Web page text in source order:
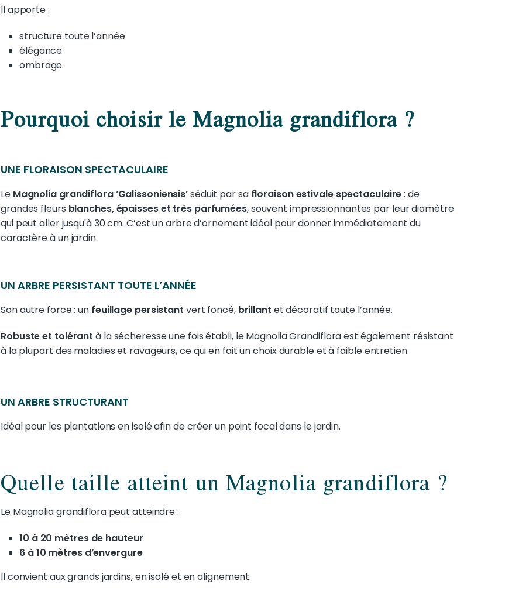
Il apporte :
structure toute l’année
élégance
ombrage
Pourquoi choisir le Magnolia grandiflora ?
UNE FLORAISON SPECTACULAIRE
Le Magnolia grandiflora ‘Galissoniensis’séduit par sa floraison estivale spectaculaire: de
grandes fleurs blanches, épaisses et très parfumées, souvent impressionnantes par leur diamètre
qui peut aller jusqu'à 30 cm. C’est un arbre d’ornement idéal pour donner immédiatement du
caractère à un jardin.
UN ARBRE PERSISTANT TOUTE L’ANNÉE
Son autre force : un feuillage persistant vert foncé, brillant et décoratif toute l’année.
Robuste et tolérant à la sécheresse une fois établi, le Magnolia Grandiflora est également résistant
à la plupart des maladies et ravageurs, ce qui en fait un choix durable et à faible entretien.
UN ARBRE STRUCTURANT
Idéal pour les plantations en isolé afin de créer un point focal dans le jardin.
Quelle taille atteint un Magnolia grandiflora ?
Le Magnolia grandiflora peut atteindre :
10 à 20 mètres de hauteur
6 à 10 mètres d’envergure
Il convient aux grands jardins, en isolé et en alignement.